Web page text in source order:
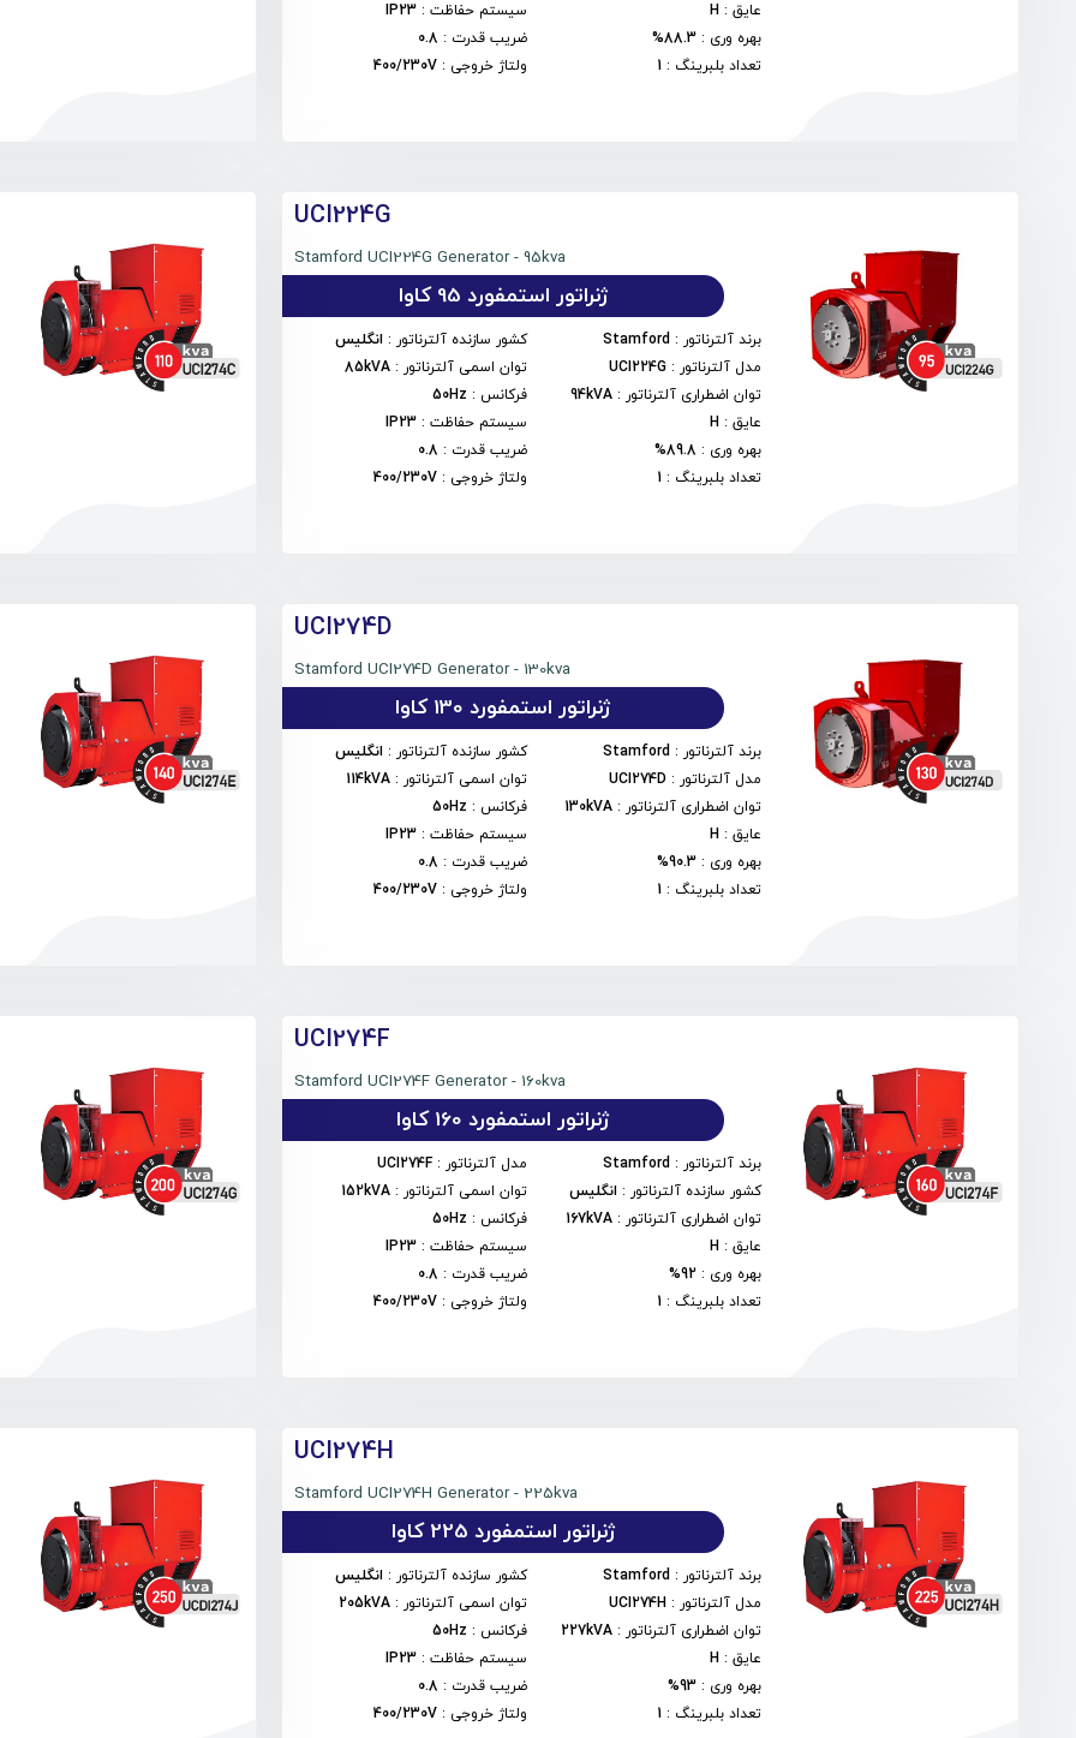
عایق :
H سیستم حفاظت:
IP23
بهره وری :
88.3% ضریب قدرت :
0.8
تعداد بلبرینگ :
1 ولتاژ خروجی :
400/230V
UCI224G
Stamford UCI224G Generator - 95kva
ژنراتور استمفورد 95 کاوا
برند آلترناتور :
Stamford کشور سازنده آلترناتور : انگلیس
مدل آلترناتور :
UCI224G توان اسمی آلترناتور :
85kVA
توان اضطراری آلترناتور :
94kVA فرکانس :
50Hz
عایق :
H سیستم حفاظت:
IP23
بهره وری :
89.8% ضریب قدرت :
0.8
تعداد بلبرینگ :
1 ولتاژ خروجی :
400/230V
UCI274D
Stamford UCI274D Generator - 130kva
ژنراتور استمفورد 130 کاوا
برند آلترناتور :
Stamford کشور سازنده آلترناتور : انگلیس
مدل آلترناتور :
UCI274D توان اسمی آلترناتور :
114kVA
توان اضطراری آلترناتور :
130kVA فرکانس :
50Hz
عایق :
H سیستم حفاظت:
IP23
بهره وری :
90.3% ضریب قدرت :
0.8
تعداد بلبرینگ :
1 ولتاژ خروجی :
400/230V
UCI274F
Stamford UCI274F Generator - 160kva
ژنراتور استمفورد 160 کاوا
برند آلترناتور :
Stamford مدل آلترناتور :
UCI274F
کشور سازنده آلترناتور : انگلیس توان اسمی آلترناتور :
152kVA
توان اضطراری آلترناتور :
167kVA فرکانس :
50Hz
عایق :
H سیستم حفاظت:
IP23
بهره وری :
92% ضریب قدرت :
0.8
تعداد بلبرینگ :
1 ولتاژ خروجی :
400/230V
UCI274H
Stamford UCI274H Generator - 225kva
ژنراتور استمفورد 225 کاوا
برند آلترناتور :
Stamford کشور سازنده آلترناتور : انگلیس
مدل آلترناتور :
UCI274H توان اسمی آلترناتور :
205kVA
توان اضطراری آلترناتور :
227kVA فرکانس :
50Hz
عایق :
H سیستم حفاظت:
IP23
بهره وری :
93% ضریب قدرت :
0.8
تعداد بلبرینگ :
1 ولتاژ خروجی :
400/230V